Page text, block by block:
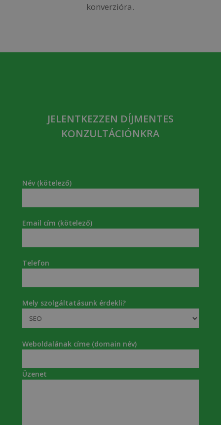
konverzióra.
JELENTKEZZEN DÍJMENTES
KONZULTÁCIÓNKRA
Név (kötelező)
Email cím (kötelező)
Telefon
Mely szolgáltatásunk érdekli?
Weboldalának címe (domain név)
Üzenet